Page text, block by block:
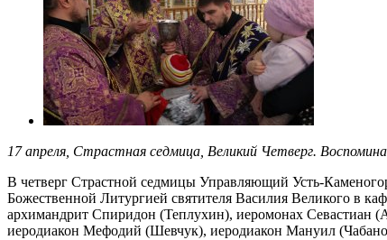
17 апреля, Страстная седмица, Великий Четверг.
В четверг Страстной седмицы Управляющий Усть-
Божественной Литургией святителя Василия Великого в
архимандрит Спиридон (Теплухин), иеромонах Севастиан
иеродиакон Мефодий (Шевчук), иеродиакон Мануил